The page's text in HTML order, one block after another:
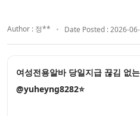
Author : 정** Date Posted : 2026-
여성전용알바 당일지급 끊김 없
@yuheyng8282⭐